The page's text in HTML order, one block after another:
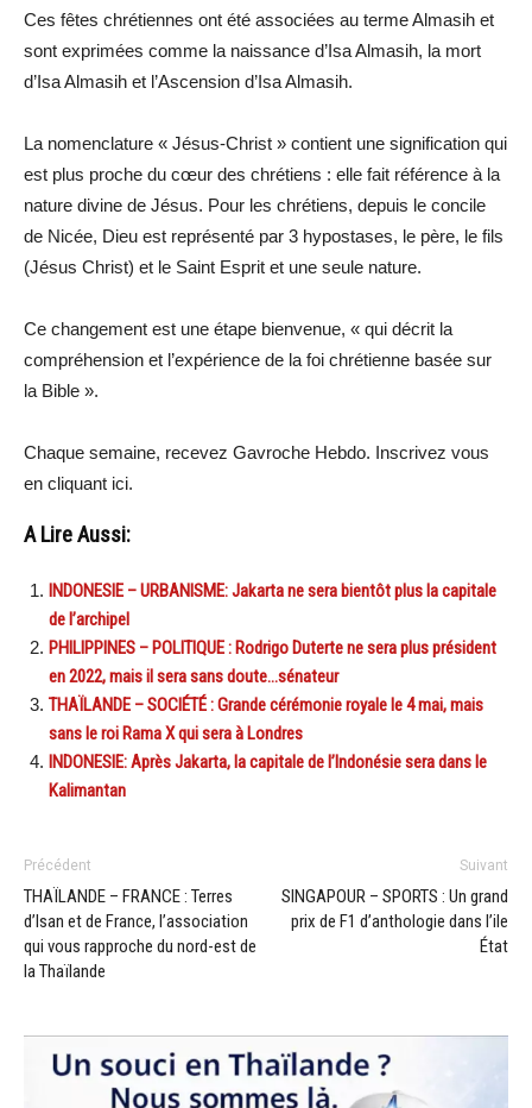
Ces fêtes chrétiennes ont été associées au terme Almasih et
sont exprimées comme la naissance d’Isa Almasih, la mort
d’Isa Almasih et l’Ascension d’Isa Almasih.
La nomenclature « Jésus-Christ » contient une signification qui
est plus proche du cœur des chrétiens : elle fait référence à la
nature divine de Jésus. Pour les chrétiens, depuis le concile
de Nicée, Dieu est représenté par 3 hypostases, le père, le fils
(Jésus Christ) et le Saint Esprit et une seule nature.
Ce changement est une étape bienvenue, « qui décrit la
compréhension et l’expérience de la foi chrétienne basée sur
la Bible ».
Chaque semaine, recevez Gavroche Hebdo. Inscrivez vous
en cliquant ici.
A Lire Aussi:
INDONESIE – URBANISME: Jakarta ne sera bientôt plus la capitale
de l’archipel
PHILIPPINES – POLITIQUE : Rodrigo Duterte ne sera plus président
en 2022, mais il sera sans doute…sénateur
THAÏLANDE – SOCIÉTÉ : Grande cérémonie royale le 4 mai, mais
sans le roi Rama X qui sera à Londres
INDONESIE: Après Jakarta, la capitale de l’Indonésie sera dans le
Kalimantan
Précédent
THAÏLANDE – FRANCE : Terres
d’Isan et de France, l’association
qui vous rapproche du nord-est de
la Thaïlande
Suivant
SINGAPOUR – SPORTS : Un grand
prix de F1 d’anthologie dans l’ile
État